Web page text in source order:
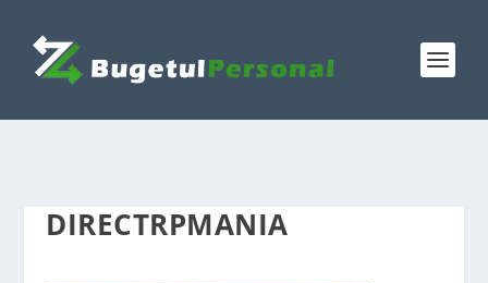
DIRECTRPMANIA